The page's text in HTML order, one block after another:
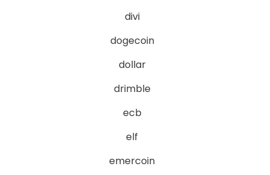
divi
dogecoin
dollar
drimble
ecb
elf
emercoin